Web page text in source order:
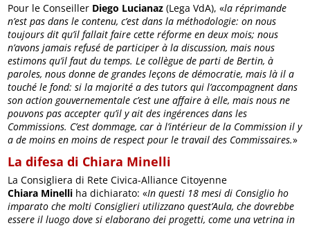
Pour le Conseiller Diego Lucianaz (Lega VdA), «la réprimande
n’est pas dans le contenu, c’est dans la méthodologie: on nous
toujours dit qu’il fallait faire cette réforme en deux mois; nous
n’avons jamais refusé de participer à la discussion, mais nous
estimons qu’il faut du temps. Le collègue de parti de Bertin, à
paroles, nous donne de grandes leçons de démocratie, mais là il a
touché le fond: si la majorité a des tutors qui l’accompagnent dans
son action gouvernementale c’est une affaire à elle, mais nous ne
pouvons pas accepter qu’il y ait des ingérences dans les
Commissions. C’est dommage, car à l’intérieur de la Commission il y
a de moins en moins de respect pour le travail des Commissaires.»
La difesa di Chiara Minelli
La Consigliera di Rete Civica-Alliance Citoyenne
Chiara Minelli ha dichiarato: «In questi 18 mesi di Consiglio ho
imparato che molti Consiglieri utilizzano quest’Aula, che dovrebbe
essere il luogo dove si elaborano dei progetti, come una vetrina in